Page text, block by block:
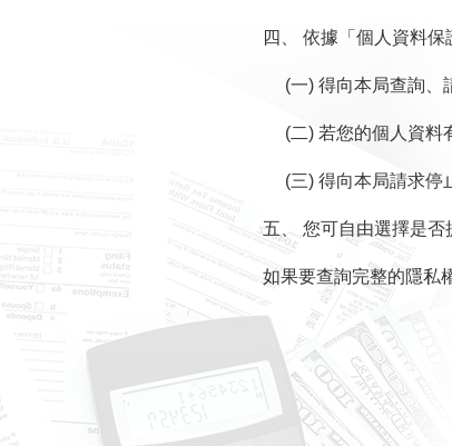
四、 依據「個人資料
(一) 得向本局查詢、
(二) 若您的個人資料
(三) 得向本局請求停
五、 您可自由選擇是否
如果要查詢完整的隱私